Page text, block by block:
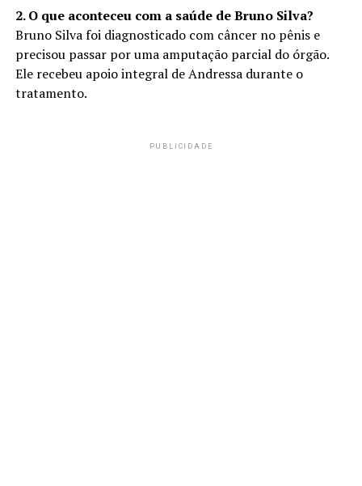
2. O que aconteceu com a saúde de Bruno Silva?
Bruno Silva foi diagnosticado com câncer no pênis e
precisou passar por uma amputação parcial do órgão.
Ele recebeu apoio integral de Andressa durante o
tratamento.
PUBLICIDADE